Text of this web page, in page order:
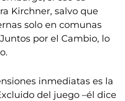
Kirchner, salvo que
solo en comunas
por el Cambio, lo
inmediatas es la
del juego –él dice